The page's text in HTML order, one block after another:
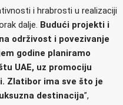
i hrabrosti u realizaciji
dalje. Budući projekti i
održivost i povezivanje
godine planiramo
UAE, uz promociju
Zlatibor ima sve što je
destinacija”,